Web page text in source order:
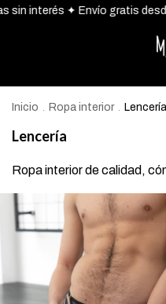
Envío gratis desde 150K 3
Inicio Ropa interior Lencería
Lencería
Ropa interior de calidad,